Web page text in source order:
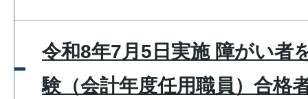
令和8年7月5日実施 障がい者
験（会計年度任用職員）合格